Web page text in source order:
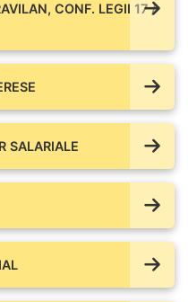
CONF. LEGII 17 /
SALARIALE